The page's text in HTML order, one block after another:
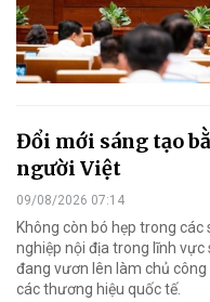
Đổi mới sáng tạo
người Việt
09/08/2026 07:14
Không còn bó hẹp trong
nghiệp nội địa trong lĩnh
đang vươn lên làm chủ
các thương hiệu quốc tế.